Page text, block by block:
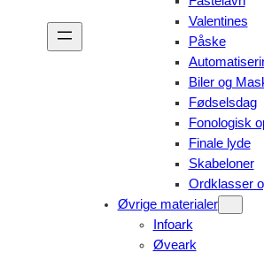
Valentines
Påske
Biler og
Fødselsdag
Fonologisk
Finale lyde
Skabeloner
Ordklasser
Øvrige materialer
Infoark
Øveark